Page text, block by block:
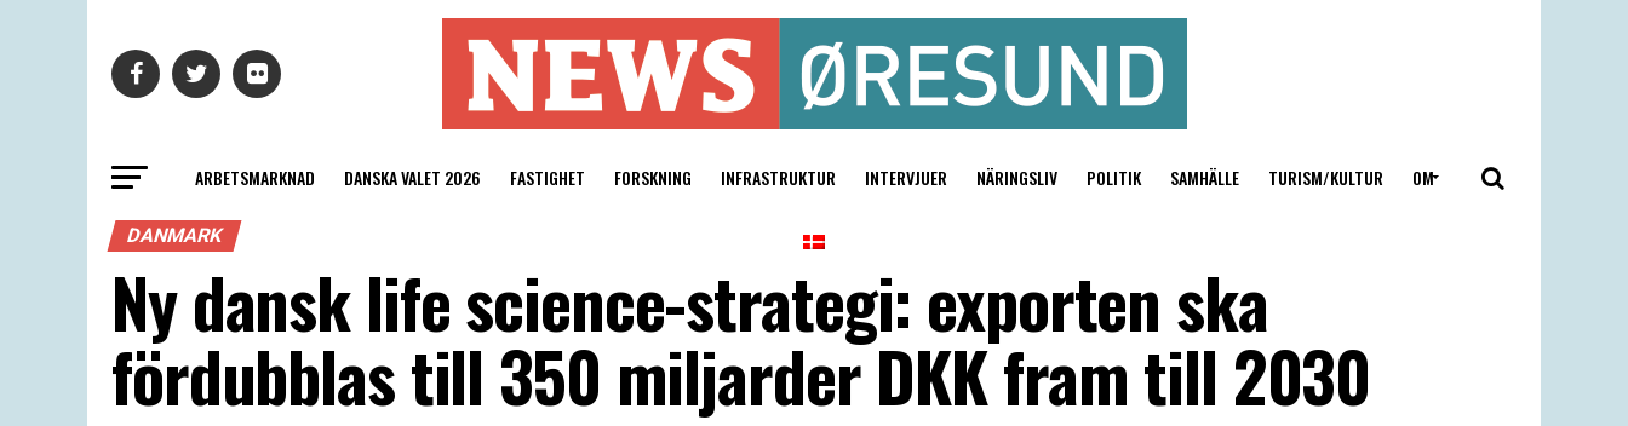
ARBETSMARKNAD DANSKA VALET 2026 FASTIGHET FORSKNING INFRASTRUKTUR INTERVJUER NÄRINGSLIV POLITIK SAMHÄLLE TURISM/KULTUR OM
DANMARK
Ny dansk life science-strategi: exporten ska
fördubblas till 350 miljarder DKK fram till 2030